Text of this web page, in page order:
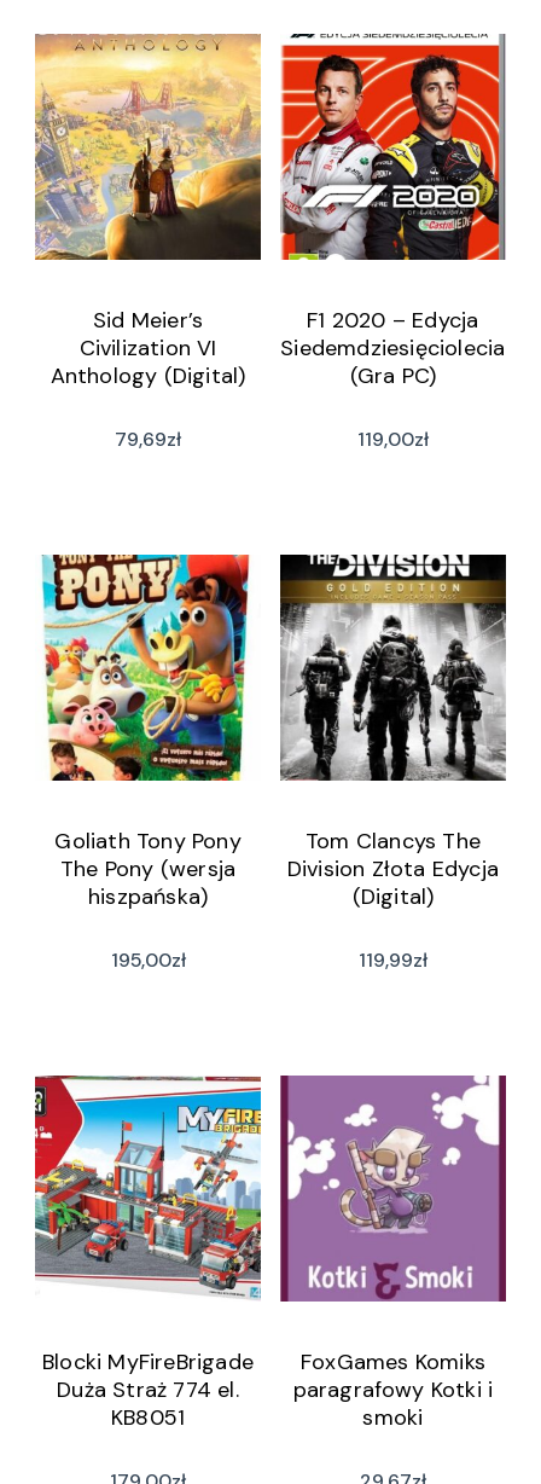
Sid Meier’s
Civilization VI
Anthology (Digital)
79,69zł
F1 2020 – Edycja
Siedemdziesięciolecia
(Gra PC)
119,00zł
Goliath Tony Pony
The Pony (wersja
hiszpańska)
195,00zł
Tom Clancys The
Division Złota Edycja
(Digital)
119,99zł
Blocki MyFireBrigade
Duża Straż 774 el.
KB8051
FoxGames Komiks
paragrafowy Kotki i
smoki